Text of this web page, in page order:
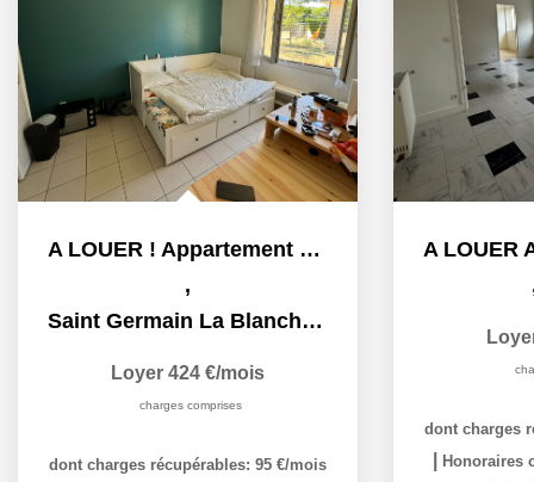
A LOUER ! Appartement Saint Germain La Blanche Herbe 1...
,
Saint Germain La Blanche Herbe
Loyer 424 €/mois
charges comprises
dont charges récupérables: 95 €/mois
dont charges
Honoraires